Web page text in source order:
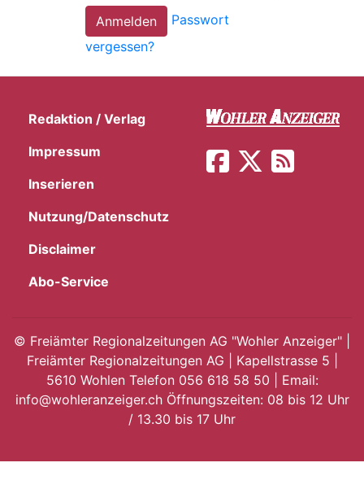
E-
App
Passwort
vergessen?
Redaktion / Verlag
Impressum
Inserieren
Nutzung/Datenschutz
Disclaimer
Abo-Service
© Freiämter Regionalzeitungen AG "Wohler Anzeiger" |
Freiämter Regionalzeitungen AG | Kapellstrasse 5 |
5610 Wohlen Telefon 056 618 58 50 | Email:
info@wohleranzeiger.ch Öffnungszeiten: 08 bis 12 Uhr
/ 13.30 bis 17 Uhr